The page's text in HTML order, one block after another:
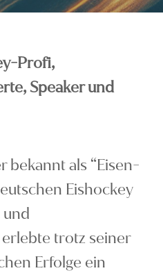
Profi,
Speaker und
bekannt als “Eisen-
Eishockey
trotz seiner
Erfolge ein